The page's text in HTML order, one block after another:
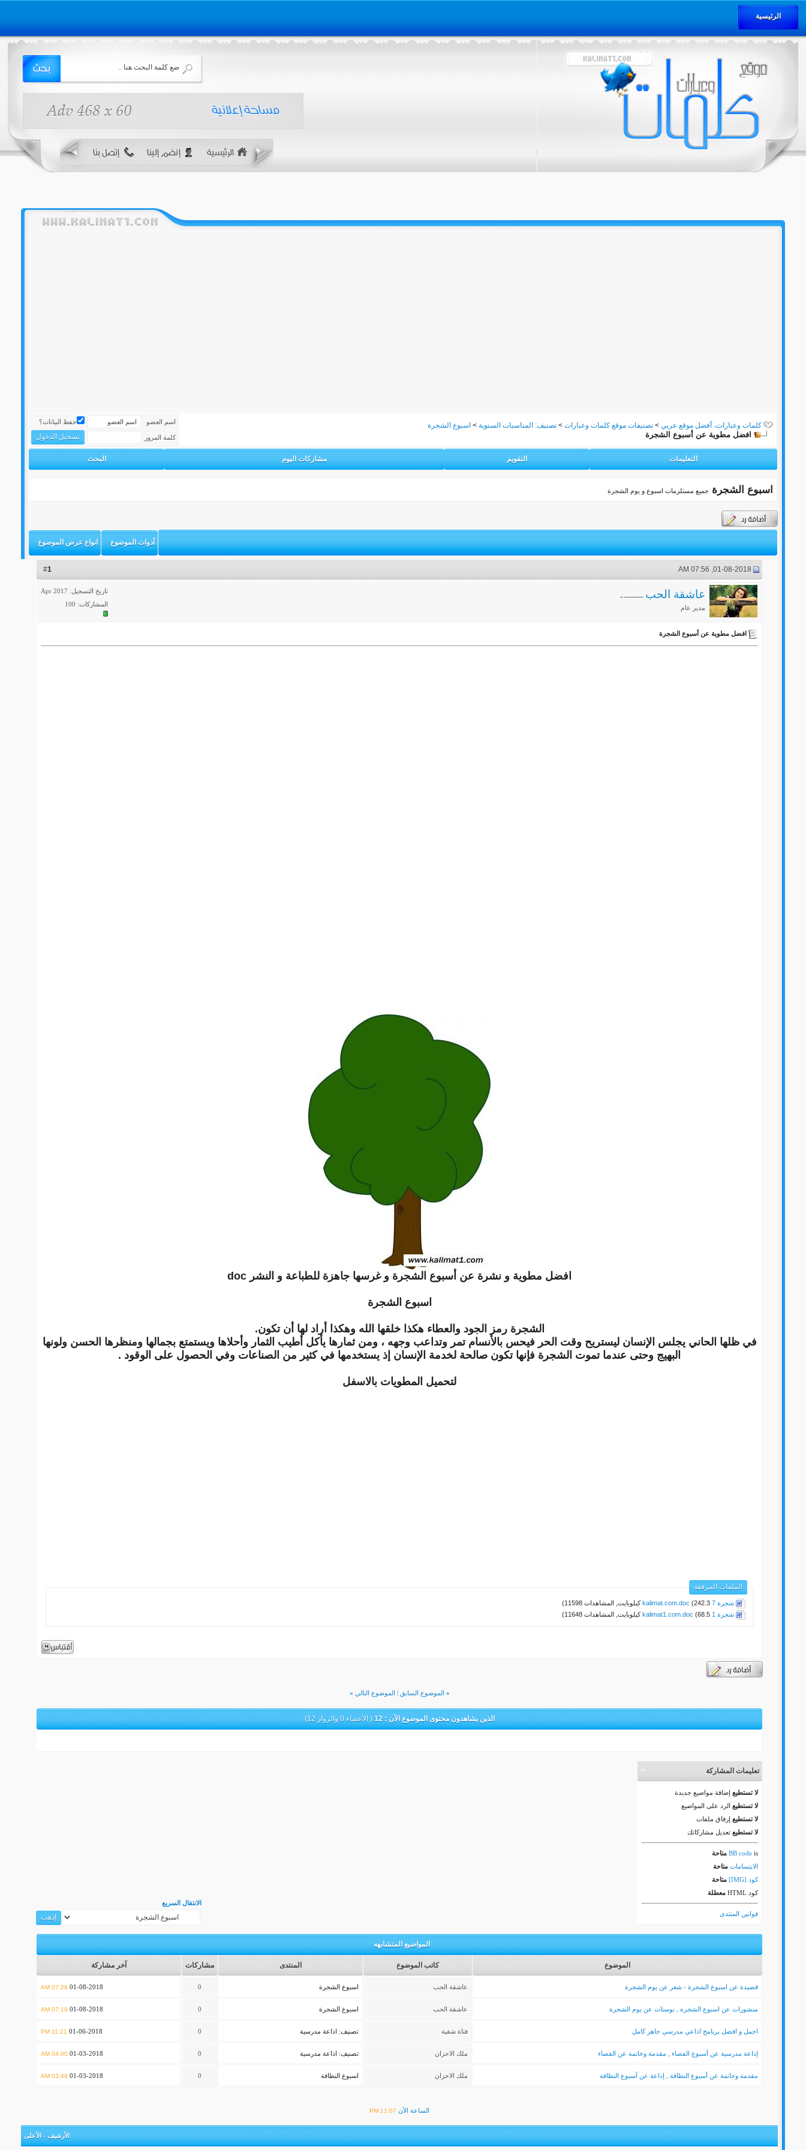
الرئيسية
كلمات وعبارات، أفضل موقع عربي > تصنيفات موقع كلمات وعبارات > تصنيف: المناسبات السنوية > اسبوع الشجرة
افضل مطوية عن أسبوع الشجرة
اسم العضو حفظ البيانات؟
كلمة المرور
التعليمات التقويم مشاركات اليوم البحث
اسبوع الشجرة جميع مستلزمات اسبوع و يوم الشجرة
أدوات الموضوع انواع عرض الموضوع
1
عاشقة الحب
مدير عام
تاريخ التسجيل: Apr 2017
المشاركات: 100
افضل مطوية عن أسبوع الشجرة
افضل مطوية و نشرة عن أسبوع الشجرة و غرسها جاهزة للطباعة و النشر doc
اسبوع الشجرة
الشجرة رمز الجود والعطاء هكذا خلقها الله وهكذا أراد لها أن تكون.
في ظلها الحاني يجلس الإنسان ليستريح وقت الحر فيحس بالأنسام تمر وتداعب وجهه ، ومن ثمارها يأكل أطيب الثمار وأحلاها ويستمتع بجمالها ومنظرها الحسن ولونها
البهيج وحتى عندما تموت الشجرة فإنها تكون صالحة لخدمة الإنسان إذ يستخدمها في كثير من الصناعات وفي الحصول على الوقود .
لتحميل المطويات بالاسفل
الملفات المرفقة
شجرة 7 kalimat.com.doc
(242.3 كيلوبايت, المشاهدات 11598)
شجرة 1 kalimat1.com.doc
(68.5 كيلوبايت, المشاهدات 11648)
« الموضوع السابق | الموضوع التالي »
الذين يشاهدون محتوى الموضوع الآن : 12 ( الأعضاء 0 والزوار 12)
تعليمات المشاركة
لا تستطيع إضافة مواضيع جديدة
لا تستطيع الرد على المواضيع
لا تستطيع إرفاق ملفات
لا تستطيع تعديل مشاركاتك
BB code is
متاحة
الابتسامات متاحة
كود [IMG]
متاحة
كود HTML
معطلة
قوانين المنتدى
الانتقال السريع
المواضيع المتشابهه
الموضوع كاتب الموضوع المنتدى مشاركات آخر مشاركة
قصيدة عن اسبوع الشجرة - شعر عن يوم الشجرة عاشقة الحب اسبوع الشجرة 0
01-08-2018
07:28 AM
منشورات عن اسبوع الشجرة , بوستات عن يوم الشجرة عاشقة الحب اسبوع الشجرة 0
01-08-2018
07:19 AM
اجمل و افضل برنامج اذاعي مدرسي جاهز كامل فتاة شقية تصنيف: اذاعة مدرسية 0
01-06-2018
11:21 PM
إذاعة مدرسية عن أسبوع الفضاء , مقدمة وخاتمة عن الفضاء ملك الاحزان تصنيف: اذاعة مدرسية 0
01-03-2018
04:00 AM
مقدمة وخاتمة عن أسبوع النظافة , إذاعة عن أسبوع النظافة ملك الاحزان اسبوع النظافة 0
01-03-2018
03:48 AM
الساعة الآن 11:07 PM
الأرشيف-الأعلى